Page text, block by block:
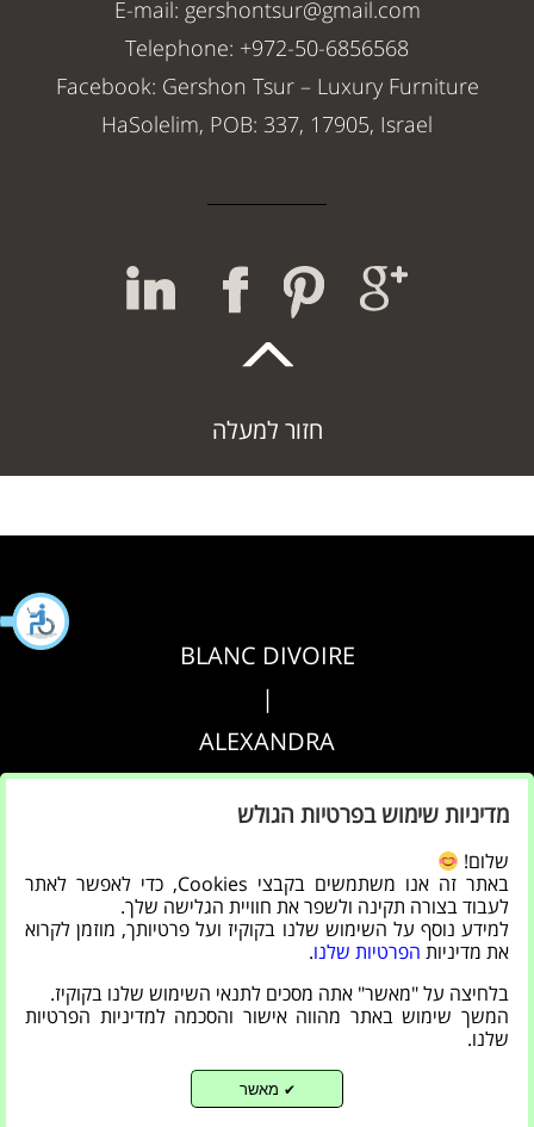
E-mail: gershontsur@gmail.com
Telephone: +972-50-6856568
Facebook: Gershon Tsur – Luxury Furniture
HaSolelim, POB: 337, 17905, Israel
חזור למעלה
BLANC DIVOIRE
|
ALEXANDRA
|
AGRIPPA
הצהרת נגישות
|
מדיניות פרטיות
מדיניות שימוש בפרטיות הגולש
שלום!
באתר זה אנו משתמשים בקבצי Cookies, כדי לאפשר לאתר
לעבוד בצורה תקינה ולשפר את חוויית הגלישה שלך.
למידע נוסף על השימוש שלנו בקוקיז ועל פרטיותך, מוזמן לקרוא
את מדיניות הפרטיות שלנו.
בלחיצה על "מאשר" אתה מסכים לתנאי השימוש שלנו בקוקיז.
המשך שימוש באתר מהווה אישור והסכמה למדיניות הפרטיות
שלנו.
✔ מאשר